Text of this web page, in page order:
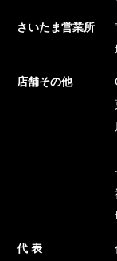
さいたま営業所
店舗その他
代 表